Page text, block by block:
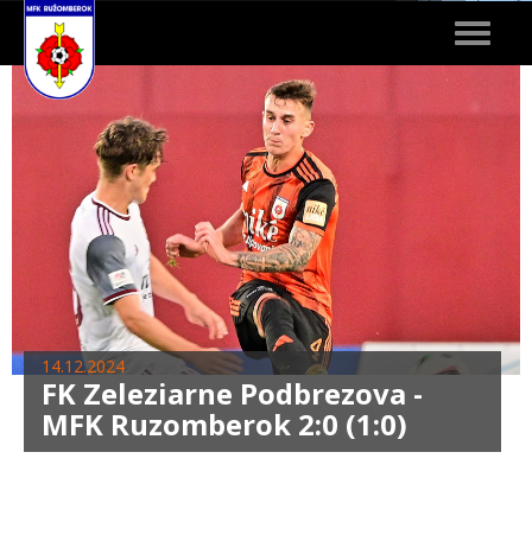
Toggle
14.12.2024
FK Zeleziarne Podbrezova -
MFK Ruzomberok 2:0 (1:0)